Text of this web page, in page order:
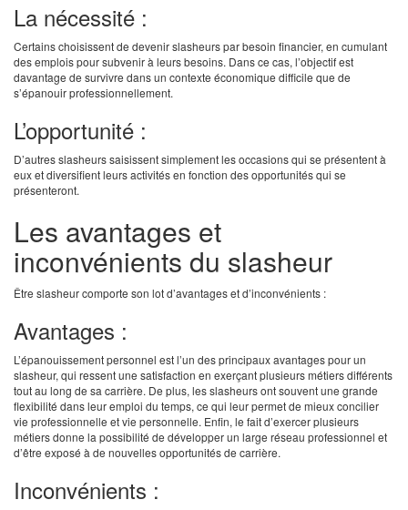
La nécessité :
Certains choisissent de devenir slasheurs par besoin financier, en cumulant
des emplois pour subvenir à leurs besoins. Dans ce cas, l’objectif est
davantage de survivre dans un contexte économique difficile que de
s’épanouir professionnellement.
L’opportunité :
D’autres slasheurs saisissent simplement les occasions qui se présentent à
eux et diversifient leurs activités en fonction des opportunités qui se
présenteront.
Les avantages et
inconvénients du slasheur
Être slasheur comporte son lot d’avantages et d’inconvénients :
Avantages :
L’épanouissement personnel est l’un des principaux avantages pour un
slasheur, qui ressent une satisfaction en exerçant plusieurs métiers différents
tout au long de sa carrière. De plus, les slasheurs ont souvent une grande
flexibilité dans leur emploi du temps, ce qui leur permet de mieux concilier
vie professionnelle et vie personnelle. Enfin, le fait d’exercer plusieurs
métiers donne la possibilité de développer un large réseau professionnel et
d’être exposé à de nouvelles opportunités de carrière.
Inconvénients :